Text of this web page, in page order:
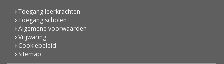
Toegang leerkrachten
Toegang scholen
Algemene voorwaarden
Vrijwaring
Cookiebeleid
Sitemap